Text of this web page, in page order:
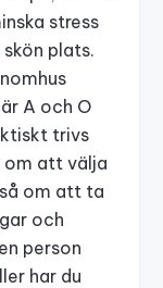
stress
plats.
A och O
trivs
om att välja
om att ta
och
person
har du